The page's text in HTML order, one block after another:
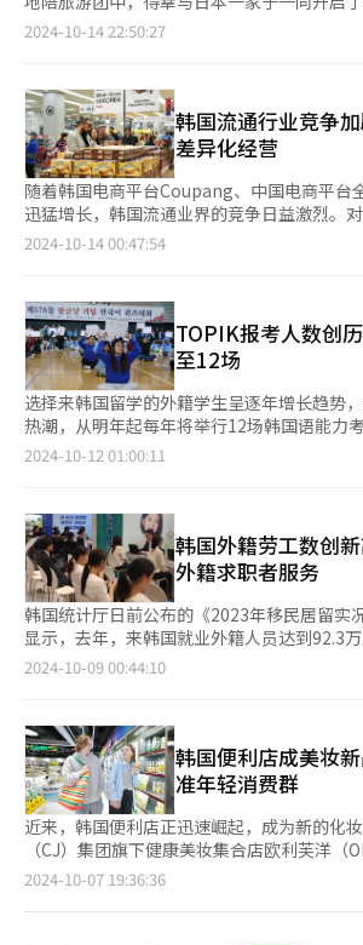
竟然只需一年时间、花费不到20万元人民币
于“学位注水”的质疑。 在韩国就读硕士、博士课程的中国人逐
论文也可用中文完成，学业评价审核体系不到
莠不齐、学位含金量大打折扣的质疑，有观
为批量生产水硕、水博的“学位工厂”。 据教育部发布的韩国高
等教育机构外籍留学生统计结果，今年全体外
中，中国籍为1.1913万人，占比65.1%。
生为7978人，占比为60.6%，此后逐年增长
从1.2504万人增长至1.6629万人。 学生数量虽然在增长，但教育
质量却在下降。特别是位于韩国地方城市的高
授透露，硕士课程中经常使用的专业术语在翻
选择中文课程的学生论文也用中文完成，韩
进行评价。 部分地方高校通过与中国当地留学中介合作进行招
生，每招收一名学生向中介支付手续费。部分
中，明确表示须通过中国当地留学中介入学，
用户名。除去研究生入学费和学费外，每名
至300万韩元（约合人民币1.04万元至1.5万元）之间
现实，高校只能采取睁一只眼闭一只眼的态度
布的研究生招生情况来看，今年1121家研究
人数少于招生名额。 韩中教育交流协会会长具滋忆称，个别学
位“注水”现象直接导致了中国学术界对于韩
度，中国高校在选拔教师（教授）时已出现排
釜庆大学中国学教授徐庆培（音）称，在招收
其韩语或英语水平进行考核，提高入学门槛
严格对是否具备相关领域的研究专业性进行严
余，和他们攀谈起韩国旅游胜地，他们只能说
韩国风头最盛的旅游景区襄阳郡。 襄阳的深蓝色大海一望无际，
衬托着万里无云的蓝天，柔和的浪花轻抚金
海，一侧绿意盎然群山环抱，另一侧海天一色
以苍穹为幕，霞光为画，将天际染成绚丽橙红
足，共赏日落晚霞，享惬意时光。 襄阳还是冲浪、潜水圣地。全
国各地冲浪爱好者在此逐浪，与浪共舞。此
理位置造就了丰富多彩的海鲜文化。四季更迭
从春季的柄海鞘与海鞘，到夏季的海胆与鲍鱼
海鲜美味，轻松俘获了一票美食老饕的心。襄
的气息。靠海的酒吧和咖啡厅随处可见，玩
受海风拂面的清爽。 襄阳的海水湛蓝，不逊色于济州大海，却外
籍游客鲜为人知。除此之外，还有以歌曲《丽
水、湖光山色的丹阳、文化底蕴深厚的庆州
不胜收，却声名不显。 当被那对日本夫妇问及如何前往时，顿时
语塞，因为这些地方景区只能到达首尔机场后
感慨韩国地方文旅发展落后，因交通和信息的
珠，无处绽放光彩，实在令人惋惜。
2024-10-14 22:50:27
韩国流通行业竞争
差异化经营
随着韩国电商平台Coupang、中国电商平台
迅猛增长，韩国流通业界的竞争日益激烈。
电商平台越来越明显的价格优势下，已无法持
光顾的首尔站店，在加工食品区设立了“外
销售外籍顾客购买频率较高的零食、咖啡、
品。 乐天玛特还运营韩国文化商品馆“BOMUL”（宝物）。并
且，乐天玛特分析国内外顾客偏好的类别，重
避免顾客拥挤。根据乐天玛特的数据，首尔
的外籍顾客销售比例现已提高至40%。 此外，另一家大型超市
HomePlus于2022年6月在位于首尔道峰区放
博物馆”，目前扩大至20家门店。“方便面
示：“自新冠疫情以来，线上流通市场发展迅
临挑战。因此，大型超市目前把重点放在打
上。预计通过重塑线下空间，打造出独特的
时间。” 乐天玛特内“外籍顾客专区”【图
2024-10-14 00:47:54
TOPIK报考人数创
至12场
选择来韩国留学的外籍学生呈逐年增长趋势
热潮，从明年起每年将举行12场韩国语能力
今年报考TOPIK的考生将达到48万人，创历史新高。 据
全年共计举行12次考试。考试国家也从目前
增罗马尼亚、马来西亚、美国（关岛）、越
基斯坦。 TOPIK考试自1997年推出以来，成为衡量外国人及海外
韩裔韩语能力的重要标准，也成为申请赴韩留
能力考核标准。报考人数逐年增长，2018年
关，2020年受新冠疫情影响跌至21.8869万人
42.1812万人，几乎是疫情期间的两倍。截至
达42.8585万人，预计全年将达到48万人。 远程考试系统也将从明
评分中，构建数字化考试平台，实现写作和口
届时，考生无需前往考场，可通过“Home
试，有望在2026年全面推行。 教育部负责人表示，TOPIK考试改
革将提升考试的便捷性和覆盖面，考生可以随
语能力，今后将充分使用人工智能技术构筑
海外的传播。 本月8日“韩文日”当天，在大邱启明大学，外籍留
学生举行韩国能力挑战赛。【图片提供 韩联
2024-10-12 01:00:11
韩国外籍劳工数创
外籍求职者服务
韩国统计厅日前公布的《2023年移民居留实
显示，去年，来韩国就业外籍人员达到92.3
占韩国总就业人口（2841.6万人）的3.24%。 随着在韩国居留的
韩国吸引的外籍劳工将超过100万人。 在韩国居留的外籍人员增多
的情况下，针对这些外籍人员的韩国招聘平
来。Wanted Lab、JobKorea、Saramin等
出了针对外籍人员的招聘服务。 首先采取行动的是韩国HR科技公
司Wanted Lab。Wanted Lab推出了针对外
务“Wanted Global”的测试版。这项服务主
发、设计和市场营销等网络相关领域就业的外
息。 与现有招聘平台不同的是，该服务根据公司特点和招聘外籍
人员的目的区分韩语熟练度。韩语熟练度
2024-10-09 00:44:10
韩国便利店成美妆
准年轻消费群
近来，韩国便利店正迅速崛起，成为新的化
（CJ）集团旗下健康美妆集合店欧利芙洋（
下市场领先地位的同时，主打低价化妆品策略
策略取得成功，便利店行业也加入竞争，预
2024-10-07 19:36:36
页